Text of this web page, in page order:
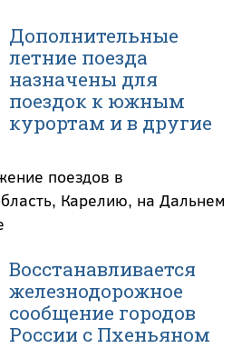
Дополнительные
летние поезда
назначены для
поездок к южным
курортам и в другие
поездов в
Карелию, на Дальнем
Восстанавливается
железнодорожное
сообщение городов
России с Пхеньяном